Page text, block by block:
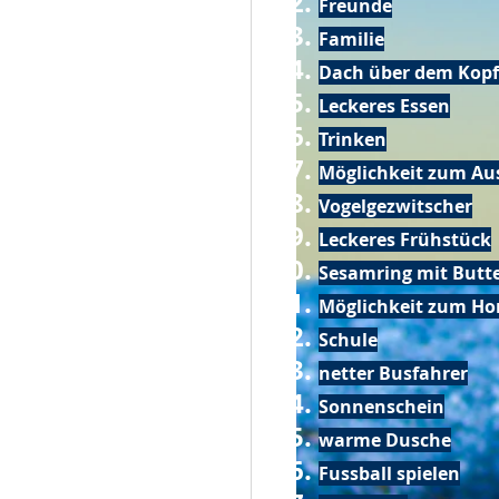
Freunde
Familie
Dach über dem Kopf
Leckeres Essen
Trinken
Möglichkeit zum
Vogelgezwitscher
Leckeres Frühstück
Sesamring mit
Möglichkeit zum
Schule
netter Busfahrer
Sonnenschein
warme Dusche
Fussball spielen